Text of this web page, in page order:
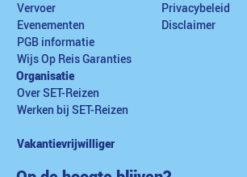
Vervoer
Evenementen
PGB informatie
Wijs Op Reis Garanties
Privacybeleid
Disclaimer
Organisatie
Over SET-Reizen
Werken bij SET-Reizen
Vakantievrijwilliger